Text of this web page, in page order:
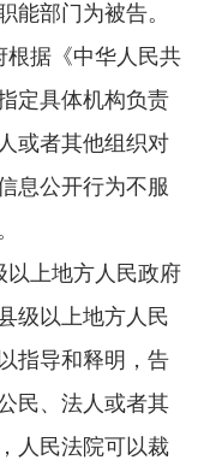
能部门为被告。
据《中华人民共
定具体机构负责
或者其他组织对
息公开行为不服
上地方人民政府
级以上地方人民
指导和释明，告
民、法人或者其
人民法院可以裁